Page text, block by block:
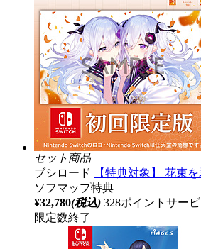
セット商品
ブシロード
【特典対象】 花束
ソフマップ特典
¥32,780(税込) 328ポイントサー
限定数終了